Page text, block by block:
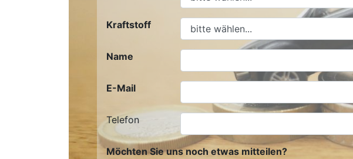
Kraftstoff
Name
E-Mail
Telefon
Möchten Sie uns noch etwas mitteilen?